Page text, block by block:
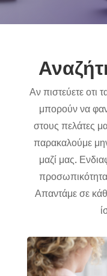
Αν πιστεύετε οτι
μπορούν να
στους πελάτες
παρακαλούμε
μαζί μας.
προσωπικότητα,
Απαντάμε σε